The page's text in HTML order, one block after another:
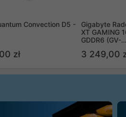
Convection D5 -
zł
Gigabyte
XT GAMING
GDDR6 (GV-
3 249,00